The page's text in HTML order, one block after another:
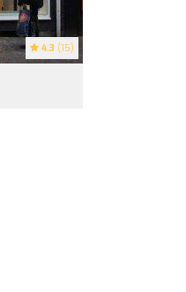
4.3 (15)